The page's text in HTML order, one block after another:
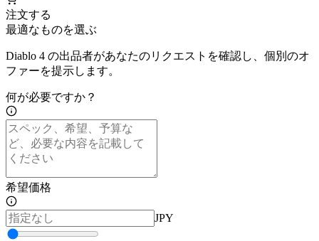
注文する
最適なものを選ぶ
Diablo 4 の出品者があなたのリクエストを確認し、個別のオ
ファーを提示します。
何が必要ですか？
希望価格
JPY